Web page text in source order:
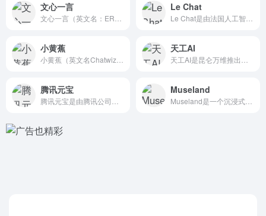
文心一言 Le Chat
小黄蕉 天工AI
腾讯元宝 Museland